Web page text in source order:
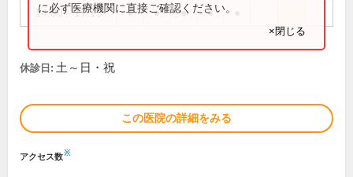
14:00～17:15 ● ● ● ●
に必ず医療機関に直接ご確認ください。
×閉じる
休診日: 土～日・祝
この医院の詳細をみる
アクセス数※